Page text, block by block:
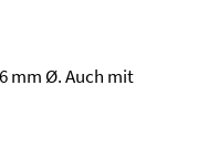
mm Ø. Auch mit